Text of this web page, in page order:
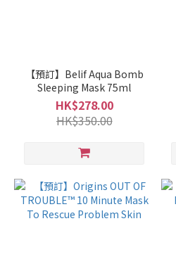
【預訂】Belif Aqua Bomb
Sleeping Mask 75ml
HK$278.00
HK$350.00